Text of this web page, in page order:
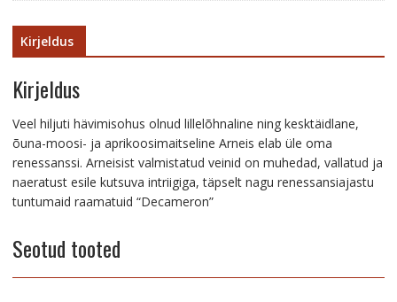
Kirjeldus
Kirjeldus
Veel hiljuti hävimisohus olnud lillelõhnaline ning kesktäidlane,
õuna-moosi- ja aprikoosimaitseline Arneis elab üle oma
renessanssi. Arneisist valmistatud veinid on muhedad, vallatud ja
naeratust esile kutsuva intriigiga, täpselt nagu renessansiajastu
tuntumaid raamatuid “Decameron”
Seotud tooted